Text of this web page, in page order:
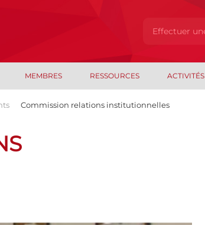
MEMBRES RESSOURCES ACTIVITÉS
Commission relations institutionnelles